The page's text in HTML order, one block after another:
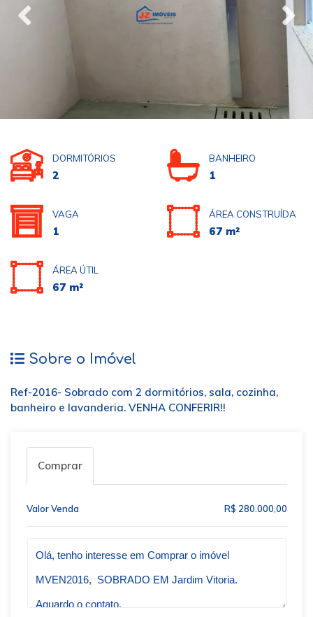
DORMITÓRIOS
2
BANHEIRO
1
VAGA
1
ÁREA CONSTRUÍDA
67 m²
ÁREA ÚTIL
67 m²
Sobre o Imóvel
Ref-2016- Sobrado com 2 dormitórios, sala, cozinha,
banheiro e lavanderia. VENHA CONFERIR!!
Comprar
Valor Venda R$ 280.000,00